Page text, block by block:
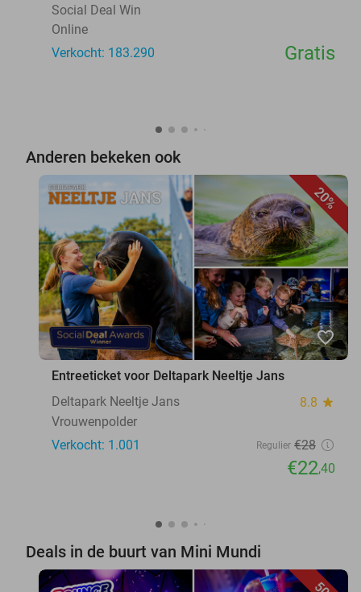
Social Deal Win
Online
Verkocht: 183.290
Gratis
Anderen bekeken ook
20%
favorite_border
Entreeticket voor Deltapark Neeltje Jans
Deltapark Neeltje Jans
8.8 star
Vrouwenpolder
Verkocht: 1.001
Regulier €28
€22,40
Deals in de buurt van Mini Mundi